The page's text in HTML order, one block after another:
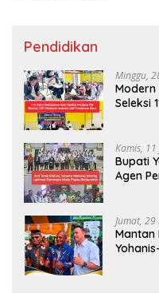
Pendidikan
Minggu,
Modern
Seleksi
Kamis,
Bupati
Agen
Jumat,
Mantan